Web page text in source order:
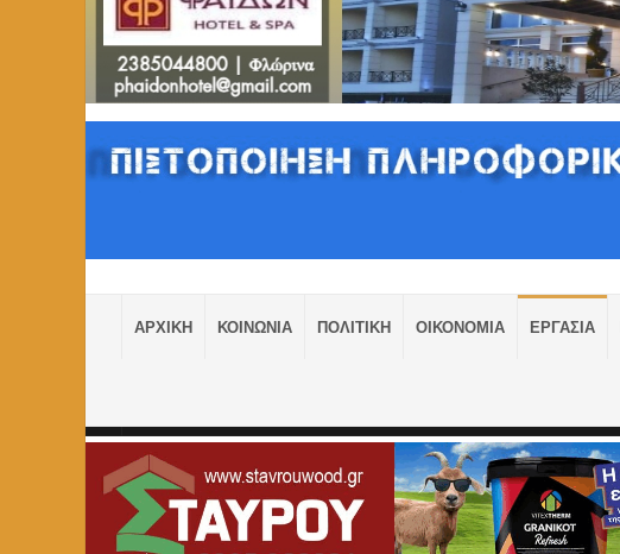
ΑΡΧΙΚΗ ΚΟΙΝΩΝΙΑ ΠΟΛΙΤΙΚΗ ΟΙΚΟΝΟΜΙΑ ΕΡΓΑΣΙΑ